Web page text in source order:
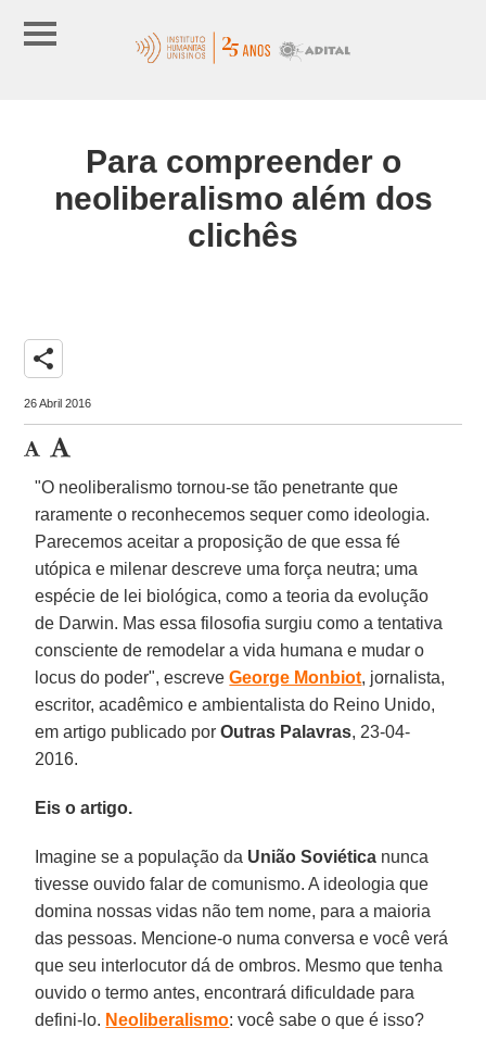
Para compreender o
neoliberalismo além dos
clichês
share
26 Abril 2016
"O neoliberalismo tornou-se tão penetrante que
raramente o reconhecemos sequer como ideologia.
Parecemos aceitar a proposição de que essa fé
utópica e milenar descreve uma força neutra; uma
espécie de lei biológica, como a teoria da evolução
de Darwin. Mas essa filosofia surgiu como a tentativa
consciente de remodelar a vida humana e mudar o
locus do poder", escreveGeorge Monbiot, jornalista,
escritor, acadêmico e ambientalista do Reino Unido,
em artigo publicado porOutras Palavras, 23-04-
2016.
Eis o artigo.
Imagine se a população da União Soviética nunca
tivesse ouvido falar de comunismo. A ideologia que
domina nossas vidas não tem nome, para a maioria
das pessoas. Mencione-o numa conversa e você verá
que seu interlocutor dá de ombros. Mesmo que tenha
ouvido o termo antes, encontrará dificuldade para
defini-lo. Neoliberalismo: você sabe o que é isso?